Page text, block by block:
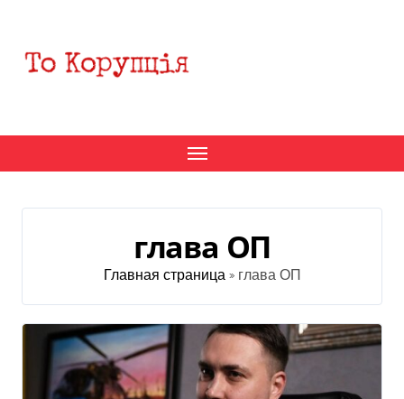
содержанию
глава ОП
Главная страница» глава ОП